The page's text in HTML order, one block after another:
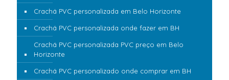
Crachá PVC personalizada em Belo Horizonte
Crachá PVC personalizada onde fazer em BH
Crachá PVC personalizada PVC preço em Belo
Horizonte
Crachá PVC personalizado onde comprar em BH